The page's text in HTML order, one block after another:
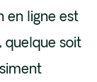
en ligne est
quelque soit